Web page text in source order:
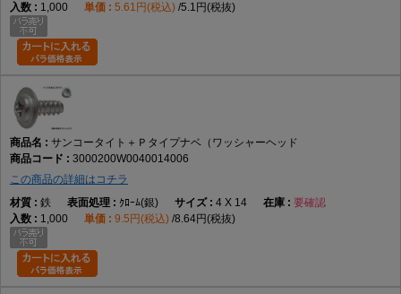
1,000
5.61円(税込) 5.1円(税抜)
サンコータイト＋Ｐタイプナベ（ワッシャーヘッド
3000200W0040014006
この商品の詳細はコチラ
鉄
ｸﾛｰﾑ(銀) 4 X 14
要確認
1,000
9.5円(税込) 8.64円(税抜)